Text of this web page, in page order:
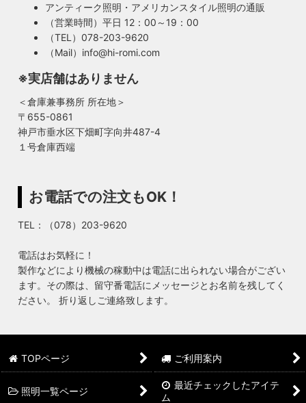
アンティーク照明・アメリカンスタイル照明の通販
（営業時間）平日 12：00～19：00
（TEL）078-203-9620
（Mail）info@hi-romi.com
※実店舗はありません
＜倉庫兼事務所 所在地＞
〒655-0861
神戸市垂水区下畑町字向井487-4
１号倉庫西端
お電話での注文もOK！
TEL：（078）203-9620
電話はお気軽に！
製作などにより機械の稼動中は電話に出られない場合がござい
ます。その際は、留守番電話にメッセージとお名前を残してく
ださい。 折り返しご連絡致します。
TOPページ ご利用案内
照明一覧ページ
最近チェックしたアイテ
ム